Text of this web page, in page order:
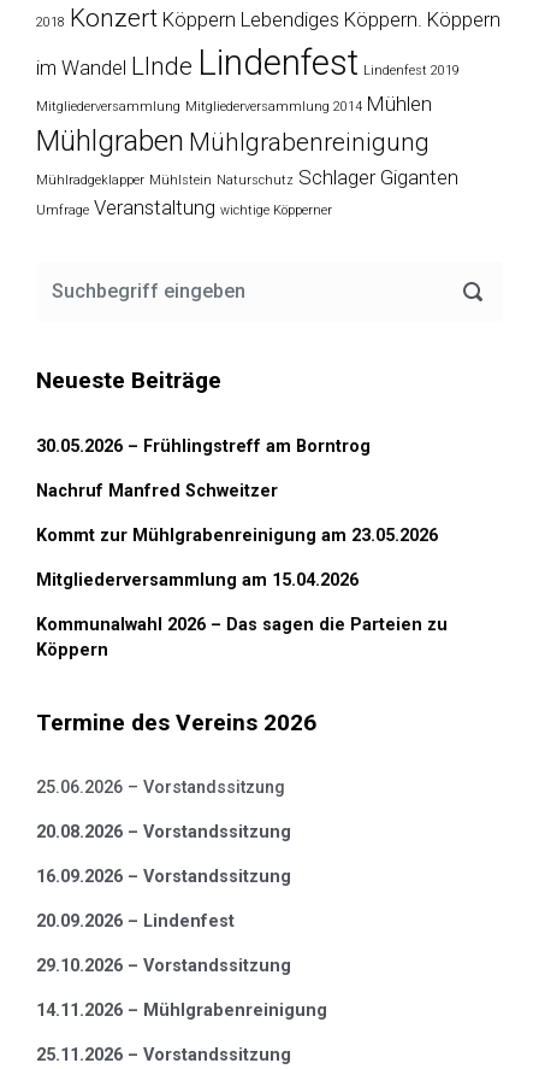
2018 Konzert Köppern Lebendiges Köppern. Köppern
im Wandel LInde Lindenfest Lindenfest 2019
Mitgliederversammlung Mitgliederversammlung 2014 Mühlen
Mühlgraben Mühlgrabenreinigung
Mühlradgeklapper Mühlstein Naturschutz Schlager Giganten
Umfrage Veranstaltung wichtige Köpperner
Neueste Beiträge
30.05.2026 – Frühlingstreff am Borntrog
Nachruf Manfred Schweitzer
Kommt zur Mühlgrabenreinigung am 23.05.2026
Mitgliederversammlung am 15.04.2026
Kommunalwahl 2026 – Das sagen die Parteien zu
Köppern
Termine des Vereins 2026
25.06.2026 – Vorstandssitzung
20.08.2026 – Vorstandssitzung
16.09.2026 – Vorstandssitzung
20.09.2026 – Lindenfest
29.10.2026 – Vorstandssitzung
14.11.2026 – Mühlgrabenreinigung
25.11.2026 – Vorstandssitzung